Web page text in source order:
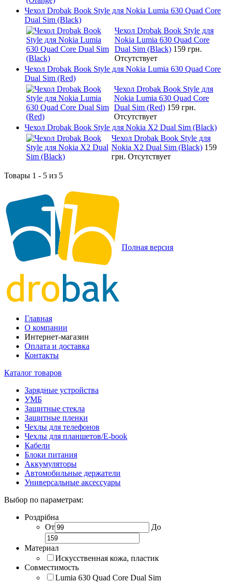
Чехол Drobak Book Style для Nokia Lumia 630 Quad Core
Dual Sim (Black)
Чехол Drobak Book Style для
Nokia Lumia 630 Quad Core
Dual Sim (Black) 159 грн.
Отсутствует
Чехол Drobak Book Style для Nokia Lumia 630 Quad Core
Dual Sim (Red)
Чехол Drobak Book Style для
Nokia Lumia 630 Quad Core
Dual Sim (Red) 159 грн.
Отсутствует
Чехол Drobak Book Style для Nokia X2 Dual Sim (Black)
Чехол Drobak Book Style для
Nokia X2 Dual Sim (Black) 159
грн. Отсутствует
Товары 1 - 5 из 5
Полная версия
Главная
О компании
Интернет-магазин
Оплата и доставка
Контакты
Каталог товаров
Зарядные устройства
УМБ
Защитные стекла
Защитные пленки
Чехлы для телефонов
Чехлы для планшетов/E-book
Кабели
Блоки питания
Аккумуляторы
Автомобильные держатели
Универсальные аксессуары
Выбор по параметрам:
Роздрібна
От
До
Материал
Искусственная кожа, пластик
Совместимость
Lumia 630 Quad Core Dual Sim